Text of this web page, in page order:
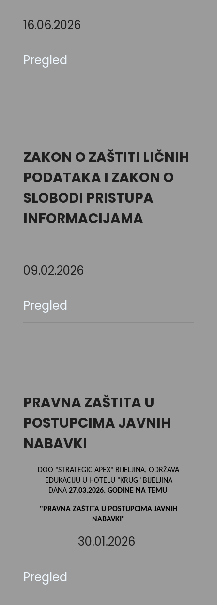
16.06.2026
Pregled
ZAKON O ZAŠTITI LIČNIH
PODATAKA I ZAKON O
SLOBODI PRISTUPA
INFORMACIJAMA
09.02.2026
Pregled
PRAVNA ZAŠTITA U
POSTUPCIMA JAVNIH
NABAVKI
DOO "STRATEGIC APEX" BIJELJINA, ODRŽAVA
EDUKACIJU U HOTELU "KRUG" BIJELJINA
DANA 27.03.2026. GODINE NA TEMU
"PRAVNA ZAŠTITA U POSTUPCIMA JAVNIH
NABAVKI "
30.01.2026
Pregled